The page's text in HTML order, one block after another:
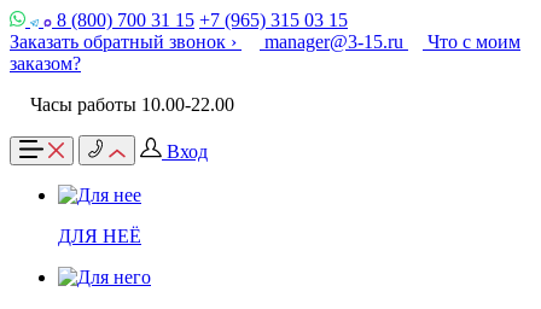
8 (800) 700 31 15 +7 (965) 315 03 15
Заказать обратный звонок ›
manager@3-15.ru
Что с моим
заказом?
Часы работы 10.00-22.00
Вход
ДЛЯ НЕЁ